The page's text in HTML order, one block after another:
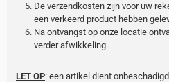
De verzendkosten zijn voor uw
een verkeerd product hebben
Na ontvangst op onze locatie
verder afwikkeling.
LET OP: een artikel dient